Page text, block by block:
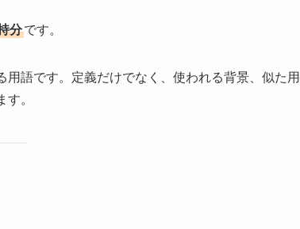
分です。
語です。定義だけでなく、使われる背景、似た用
。